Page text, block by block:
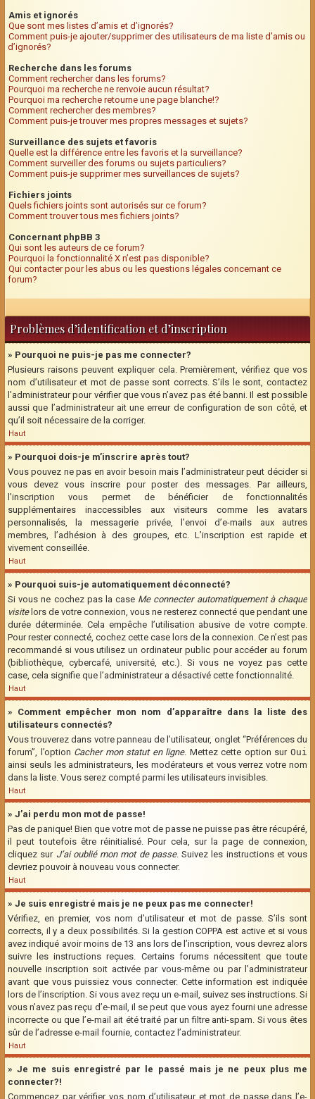
Amis et ignorés
Que sont mes listes d’amis et d’ignorés?
Comment puis-je ajouter/supprimer des utilisateurs de ma liste d’amis ou
d’ignorés?
Recherche dans les forums
Comment rechercher dans les forums?
Pourquoi ma recherche ne renvoie aucun résultat?
Pourquoi ma recherche retourne une page blanche!?
Comment rechercher des membres?
Comment puis-je trouver mes propres messages et sujets?
Surveillance des sujets et favoris
Quelle est la différence entre les favoris et la surveillance?
Comment surveiller des forums ou sujets particuliers?
Comment puis-je supprimer mes surveillances de sujets?
Fichiers joints
Quels fichiers joints sont autorisés sur ce forum?
Comment trouver tous mes fichiers joints?
Concernant phpBB 3
Qui sont les auteurs de ce forum?
Pourquoi la fonctionnalité X n’est pas disponible?
Qui contacter pour les abus ou les questions légales concernant ce
forum?
Problèmes d’identification et d’inscription
» Pourquoi ne puis-je pas me connecter?
Plusieurs raisons peuvent expliquer cela. Premièrement, vérifiez que vos
nom d’utilisateur et mot de passe sont corrects. S’ils le sont, contactez
l’administrateur pour vérifier que vous n’avez pas été banni. Il est possible
aussi que l’administrateur ait une erreur de configuration de son côté, et
qu’il soit nécessaire de la corriger.
Haut
» Pourquoi dois-je m’inscrire après tout?
Vous pouvez ne pas en avoir besoin mais l’administrateur peut décider si
vous devez vous inscrire pour poster des messages. Par ailleurs,
l’inscription vous permet de bénéficier de fonctionnalités
supplémentaires inaccessibles aux visiteurs comme les avatars
personnalisés, la messagerie privée, l’envoi d’e-mails aux autres
membres, l’adhésion à des groupes, etc. L’inscription est rapide et
vivement conseillée.
Haut
» Pourquoi suis-je automatiquement déconnecté?
Si vous ne cochez pas la case Me connecter automatiquement à chaque
visitelors de votre connexion, vous ne resterez connecté que pendant une
durée déterminée. Cela empêche l’utilisation abusive de votre compte.
Pour rester connecté, cochez cette case lors de la connexion. Ce n’est pas
recommandé si vous utilisez un ordinateur public pour accéder au forum
(bibliothèque, cybercafé, université, etc.). Si vous ne voyez pas cette
case, cela signifie que l’administrateur a désactivé cette fonctionnalité.
Haut
» Comment empêcher mon nom d’apparaître dans la liste des
utilisateurs connectés?
Vous trouverez dans votre panneau de l’utilisateur, onglet “Préférences du
forum”, l’option Cacher mon statut en ligne. Mettez cette option surOui
ainsi seuls les administrateurs, les modérateurs et vous verrez votre nom
dans la liste. Vous serez compté parmi les utilisateurs invisibles.
Haut
» J’ai perdu mon mot de passe!
Pas de panique! Bien que votre mot de passe ne puisse pas être récupéré,
il peut toutefois être réinitialisé. Pour cela, sur la page de connexion,
cliquez sur J’ai oublié mon mot de passe. Suivez les instructions et vous
devriez pouvoir à nouveau vous connecter.
Haut
» Je suis enregistré mais je ne peux pas me connecter!
Vérifiez, en premier, vos nom d’utilisateur et mot de passe. S’ils sont
corrects, il y a deux possibilités. Si la gestion COPPA est active et si vous
avez indiqué avoir moins de 13 ans lors de l’inscription, vous devrez alors
suivre les instructions reçues. Certains forums nécessitent que toute
nouvelle inscription soit activée par vous-même ou par l’administrateur
avant que vous puissiez vous connecter. Cette information est indiquée
lors de l’inscription. Si vous avez reçu un e-mail, suivez ses instructions. Si
vous n’avez pas reçu d’e-mail, il se peut que vous ayez fourni une adresse
incorrecte ou que l’e-mail ait été traité par un filtre anti-spam. Si vous êtes
sûr de l’adresse e-mail fournie, contactez l’administrateur.
Haut
» Je me suis enregistré par le passé mais je ne peux plus me
connecter?!
Commencez par vérifier vos nom d’utilisateur et mot de passe dans l’e-